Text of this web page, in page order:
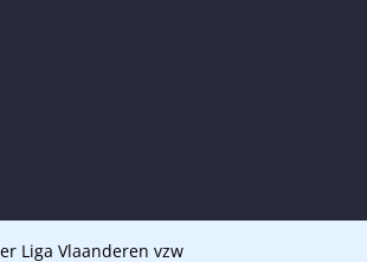
Liga Vlaanderen vzw